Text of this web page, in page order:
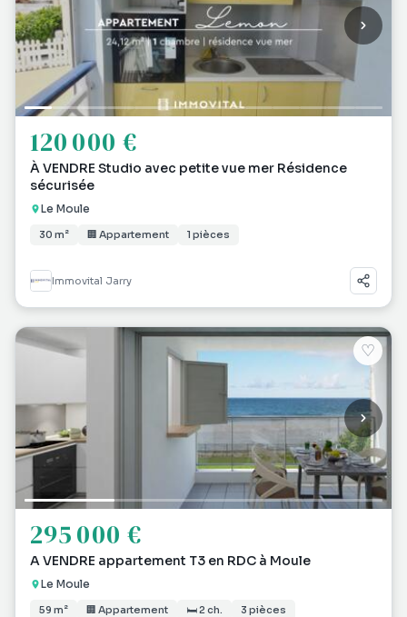
120 000 €
À VENDRE Studio avec petite vue mer Résidence
sécurisée
Le Moule
30 m² 🏢 Appartement 1 pièces
Immovital Jarry
♡
295 000 €
A VENDRE appartement T3 en RDC à Moule
Le Moule
59 m² 🏢 Appartement 🛏 2 ch. 3 pièces